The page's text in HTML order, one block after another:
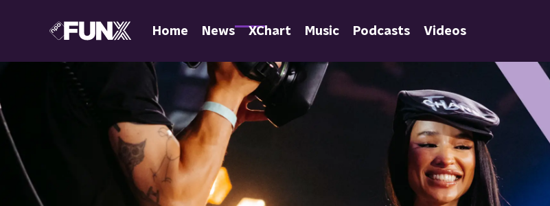
Home News XChart Music Podcasts Videos